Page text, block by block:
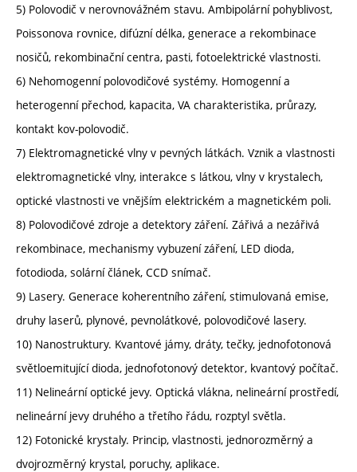
5) Polovodič v nerovnovážném stavu. Ambipolární pohyblivost,
Poissonova rovnice, difúzní délka, generace a rekombinace
nosičů, rekombinační centra, pasti, fotoelektrické vlastnosti.
6) Nehomogenní polovodičové systémy. Homogenní a
heterogenní přechod, kapacita, VA charakteristika, průrazy,
kontakt kov-polovodič.
7) Elektromagnetické vlny v pevných látkách. Vznik a vlastnosti
elektromagnetické vlny, interakce s látkou, vlny v krystalech,
optické vlastnosti ve vnějším elektrickém a magnetickém poli.
8) Polovodičové zdroje a detektory záření. Zářivá a nezářivá
rekombinace, mechanismy vybuzení záření, LED dioda,
fotodioda, solární článek, CCD snímač.
9) Lasery. Generace koherentního záření, stimulovaná emise,
druhy laserů, plynové, pevnolátkové, polovodičové lasery.
10) Nanostruktury. Kvantové jámy, dráty, tečky, jednofotonová
světloemitující dioda, jednofotonový detektor, kvantový počítač.
11) Nelineární optické jevy. Optická vlákna, nelineární prostředí,
nelineární jevy druhého a třetího řádu, rozptyl světla.
12) Fotonické krystaly. Princip, vlastnosti, jednorozměrný a
dvojrozměrný krystal, poruchy, aplikace.